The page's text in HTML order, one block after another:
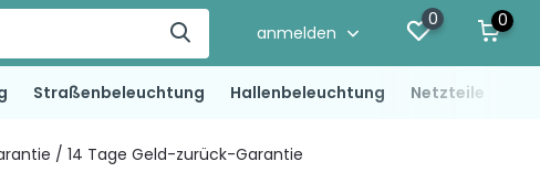
anmelden
0 0
Straßenbeleuchtung Hallenbeleuchtung Netzteile
/ 14 Tage Geld-zurück-Garantie